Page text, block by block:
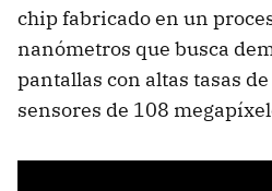
chip fabricado en un
nanómetros que busca
pantallas con altas tasas
sensores de 108